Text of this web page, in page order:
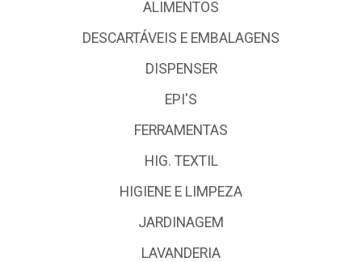
ALIMENTOS
DESCARTÁVEIS E EMBALAGENS
DISPENSER
EPI'S
FERRAMENTAS
HIG. TEXTIL
HIGIENE E LIMPEZA
JARDINAGEM
LAVANDERIA